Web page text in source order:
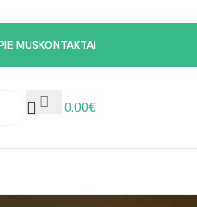
MUSKONTAKTAI
0.00€